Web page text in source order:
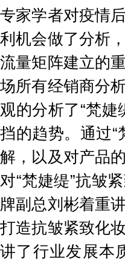
专家学者对疫情
利机会做了分析
流量矩阵建立的
场所有经销商分
观的分析了“梵
挡的趋势。通过
解，以及对产品
对“梵婕缇”抗皱
牌副总刘彬着重
打造抗皱紧致化
讲了行业发展本